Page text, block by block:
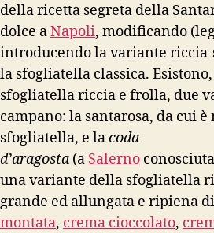
della ricetta segreta della
dolce aNapoli, modificando
introducendo la variante
la sfogliatella classica.
sfogliatella riccia e frolla, due
campano: la santarosa, da cui è
sfogliatella, e lacoda
d’aragosta (a Salerno
una variante della sfogliatella
grande ed allungata e ripiena di
montata, crema cioccolato,